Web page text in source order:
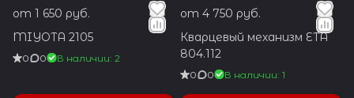
от 1 650 руб.
MIYOTA 2105
0 0 В наличии: 2
от 4 750 руб.
Кварцевый механизм ETA
804.112
0 0 В наличии: 1